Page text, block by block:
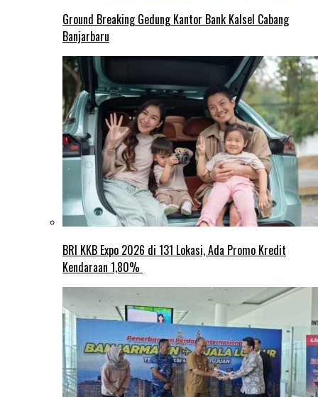
Ground Breaking Gedung Kantor Bank Kalsel Cabang
Banjarbaru
BRI KKB Expo 2026 di 131 Lokasi, Ada Promo Kredit
Kendaraan 1,80%